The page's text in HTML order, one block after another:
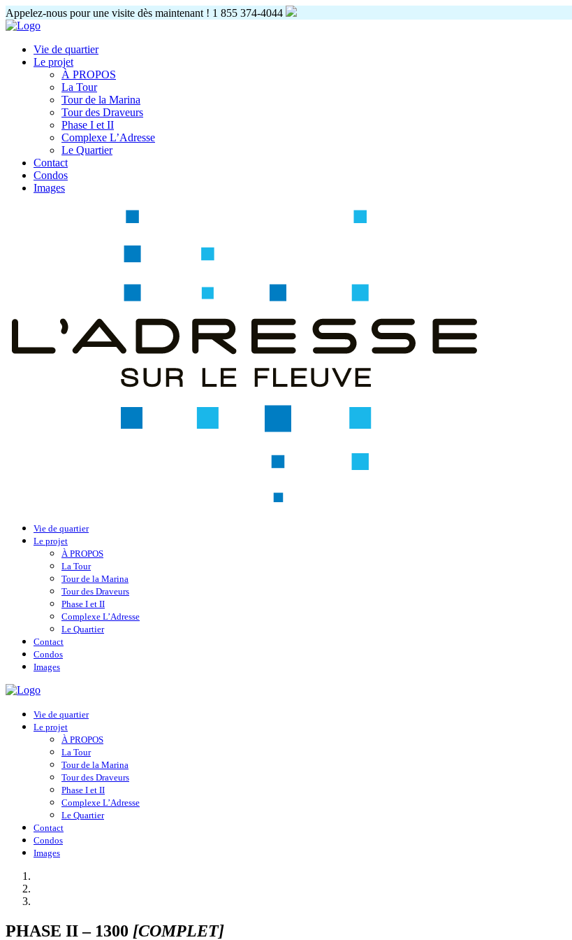
Appelez-nous pour une visite dès maintenant ! 1 855 374-4044
Vie de quartier
Le projet
À PROPOS
La Tour
Tour de la Marina
Tour des Draveurs
Phase I et II
Complexe L’Adresse
Le Quartier
Contact
Condos
Images
Vie de quartier
Le projet
À PROPOS
La Tour
Tour de la Marina
Tour des Draveurs
Phase I et II
Complexe L’Adresse
Le Quartier
Contact
Condos
Images
Vie de quartier
Le projet
À PROPOS
La Tour
Tour de la Marina
Tour des Draveurs
Phase I et II
Complexe L’Adresse
Le Quartier
Contact
Condos
Images
PHASE II – 1300 [COMPLET]